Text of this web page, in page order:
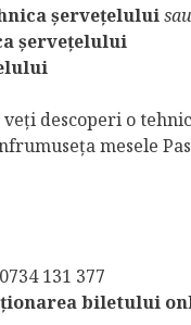
șervețeluluisau
șervețelului
descoperi o
mesele
0734 131 377
biletului